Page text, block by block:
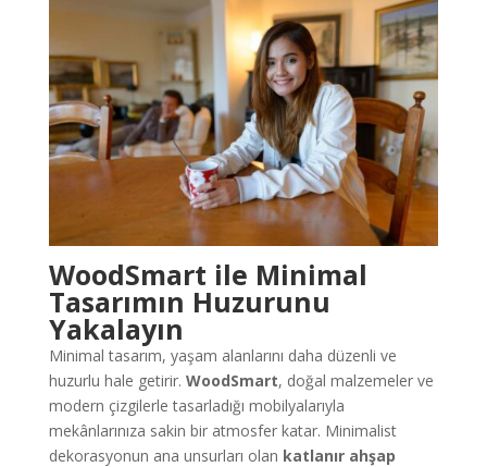
WoodSmart ile Minimal
Tasarımın Huzurunu
Yakalayın
Minimal tasarım, yaşam alanlarını daha düzenli ve
huzurlu hale getirir. WoodSmart, doğal malzemeler ve
modern çizgilerle tasarladığı mobilyalarıyla
mekânlarınıza sakin bir atmosfer katar. Minimalist
dekorasyonun ana unsurları olan katlanır ahşap